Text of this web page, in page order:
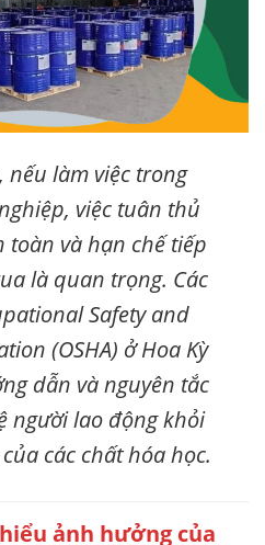
nếu làm việc trong
việc tuân thủ
toàn và hạn chế tiếp
là quan trọng. Các
Safety and
(OSHA) ở Hoa Kỳ
dẫn và nguyên tắc
người lao động khỏi
các chất hóa học.
ảnh hưởng của